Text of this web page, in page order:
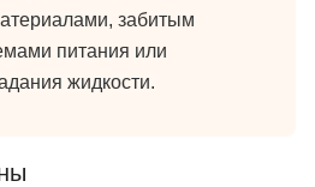
забитым
питания или
жидкости.